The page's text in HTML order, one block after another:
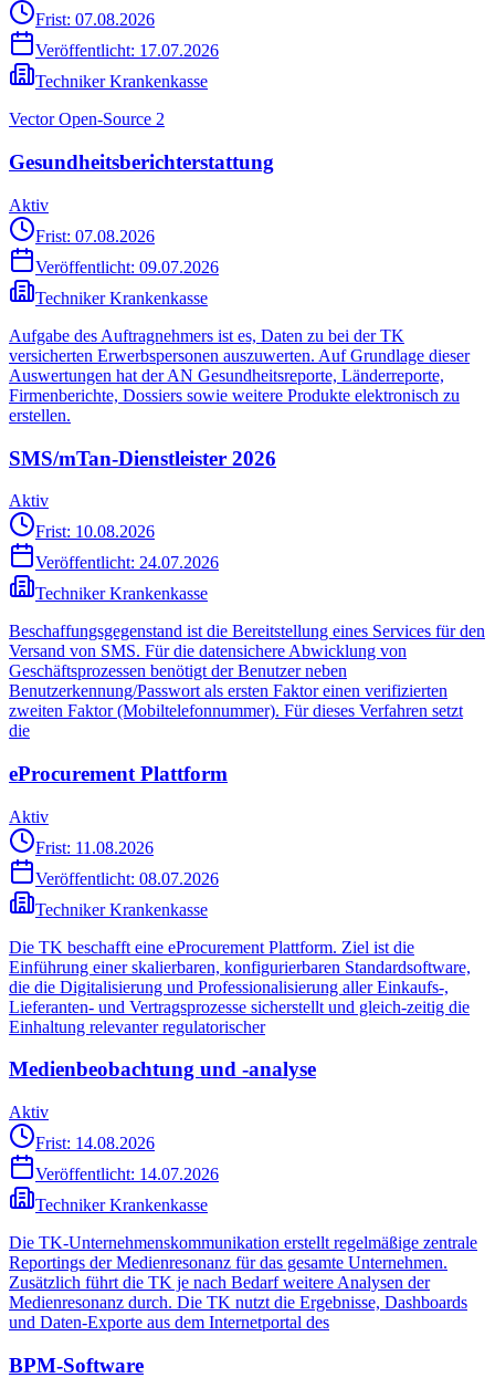
Frist: 07.08.2026
Veröffentlicht: 17.07.2026
Techniker Krankenkasse
Vector Open-Source 2
Gesundheitsberichterstattung
Aktiv
Frist: 07.08.2026
Veröffentlicht: 09.07.2026
Techniker Krankenkasse
Aufgabe des Auftragnehmers ist es, Daten zu bei der TK
versicherten Erwerbspersonen auszuwerten. Auf Grundlage dieser
Auswertungen hat der AN Gesundheitsreporte, Länderreporte,
Firmenberichte, Dossiers sowie weitere Produkte elektronisch zu
erstellen.
SMS/mTan-Dienstleister 2026
Aktiv
Frist: 10.08.2026
Veröffentlicht: 24.07.2026
Techniker Krankenkasse
Beschaffungsgegenstand ist die Bereitstellung eines Services für den
Versand von SMS. Für die datensichere Abwicklung von
Geschäftsprozessen benötigt der Benutzer neben
Benutzerkennung/Passwort als ersten Faktor einen verifizierten
zweiten Faktor (Mobiltelefonnummer). Für dieses Verfahren setzt
die
eProcurement Plattform
Aktiv
Frist: 11.08.2026
Veröffentlicht: 08.07.2026
Techniker Krankenkasse
Die TK beschafft eine eProcurement Plattform. Ziel ist die
Einführung einer skalierbaren, konfigurierbaren Standardsoftware,
die die Digitalisierung und Professionalisierung aller Einkaufs-,
Lieferanten- und Vertragsprozesse sicherstellt und gleich-zeitig die
Einhaltung relevanter regulatorischer
Medienbeobachtung und -analyse
Aktiv
Frist: 14.08.2026
Veröffentlicht: 14.07.2026
Techniker Krankenkasse
Die TK-Unternehmenskommunikation erstellt regelmäßige zentrale
Reportings der Medienresonanz für das gesamte Unternehmen.
Zusätzlich führt die TK je nach Bedarf weitere Analysen der
Medienresonanz durch. Die TK nutzt die Ergebnisse, Dashboards
und Daten-Exporte aus dem Internetportal des
BPM-Software